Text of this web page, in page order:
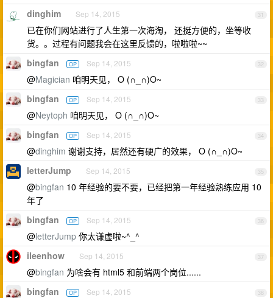
31
dinghim Sep 14, 2015
已在你们网站进行了人生第一次海淘， 还挺方便的，坐等收
货。。过程有问题我会在这里反馈的，啦啦啦~~
32
bingfan OP Sep 14, 2015
@Magician 咱明天见， O (∩_∩)O~
33
bingfan OP Sep 14, 2015
@Neytoph 咱明天见， O (∩_∩)O~
34
bingfan OP Sep 14, 2015
@dinghim 谢谢支持，居然还有硬广的效果， O (∩_∩)O~
35
letterJump Sep 14, 2015
@bingfan 10 年经验的要不要，已经把第一年经验熟练应用 10
年了
36
bingfan OP Sep 14, 2015
@letterJump 你太谦虚啦~^_^
37
ileenhow Sep 14, 2015
@bingfan 为啥会有 html5 和前端两个岗位......
38
bingfan OP Sep 14, 2015